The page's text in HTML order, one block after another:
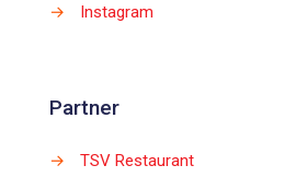
→
Instagram
Partner
→ TSV Restaurant